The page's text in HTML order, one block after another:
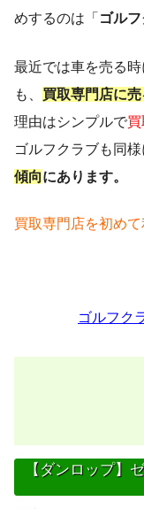
めするのは「 ゴル
最近では車を売る
も、 買取専門店に売
理由はシンプルで
ゴルフクラブも同様
傾向にあります。
買取専門店を初め
ゴルフク
【ダンロップ】